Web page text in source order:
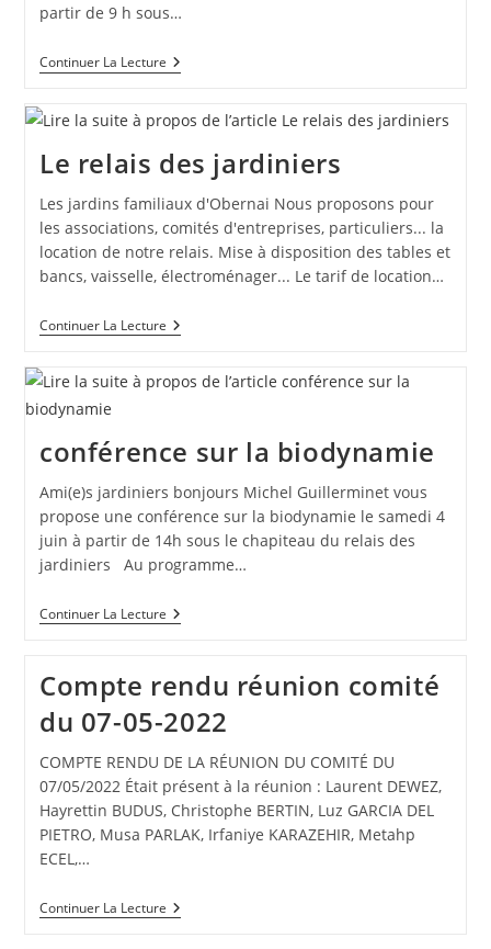
partir de 9 h sous…
Continuer La LectureAtelier
Pratique
Arbres
Et
Arbustes
Fruitiers
Le relais des jardiniers
Les jardins familiaux d'Obernai Nous proposons pour
les associations, comités d'entreprises, particuliers... la
location de notre relais. Mise à disposition des tables et
bancs, vaisselle, électroménager... Le tarif de location…
Continuer La LectureLe
Relais
Jardiniers
conférence sur la biodynamie
Ami(e)s jardiniers bonjours Michel Guillerminet vous
propose une conférence sur la biodynamie le samedi 4
juin à partir de 14h sous le chapiteau du relais des
jardiniers Au programme…
Continuer La LectureConférence
Sur
Compte rendu réunion comité
du 07-05-2022
COMPTE RENDU DE LA RÉUNION DU COMITÉ DU
07/05/2022 Était présent à la réunion : Laurent DEWEZ,
Hayrettin BUDUS, Christophe BERTIN, Luz GARCIA DEL
PIETRO, Musa PARLAK, Irfaniye KARAZEHIR, Metahp
ECEL,…
Continuer La LectureCompte
Rendu